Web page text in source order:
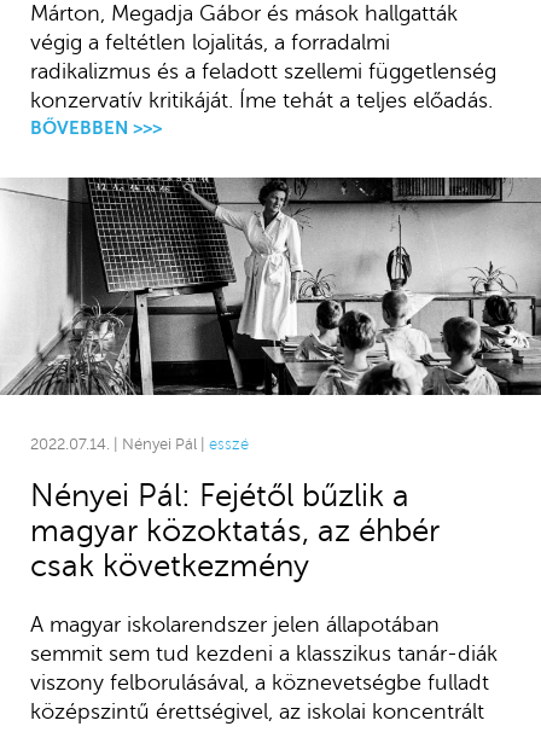
2022.07.14. | Nényei Pál | esszé
Nényei Pál: Fejétől bűzlik a
magyar közoktatás, az éhbér
csak következmény
A magyar iskolarendszer jelen állapotában
semmit sem tud kezdeni a klasszikus tanár-diák
viszony felborulásával, a köznevetségbe fulladt
középszintű érettségivel, az iskolai koncentrált
Márton, Megadja Gábor és mások hallgatták
végig a feltétlen lojalitás, a forradalmi
radikalizmus és a feladott szellemi függetlenség
konzervatív kritikáját. Íme tehát a teljes előadás.
BŐVEBBEN >>>